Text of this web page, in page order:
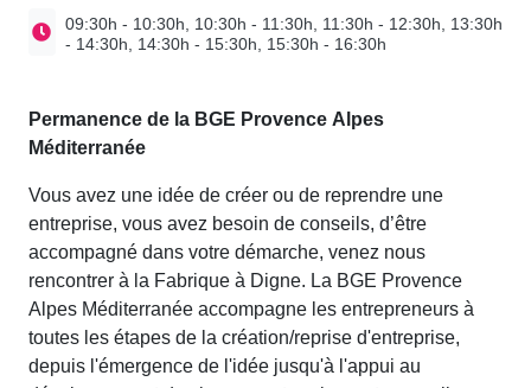
09:30h - 10:30h, 10:30h - 11:30h, 11:30h - 12:30h, 13:30h
- 14:30h, 14:30h - 15:30h, 15:30h - 16:30h
Permanence de la BGE Provence Alpes
Méditerranée
Vous avez une idée de créer ou de reprendre une
entreprise, vous avez besoin de conseils, d’être
accompagné dans votre démarche, venez nous
rencontrer à la Fabrique à Digne. La BGE Provence
Alpes Méditerranée accompagne les entrepreneurs à
toutes les étapes de la création/reprise d'entreprise,
depuis l'émergence de l'idée jusqu'à l'appui au